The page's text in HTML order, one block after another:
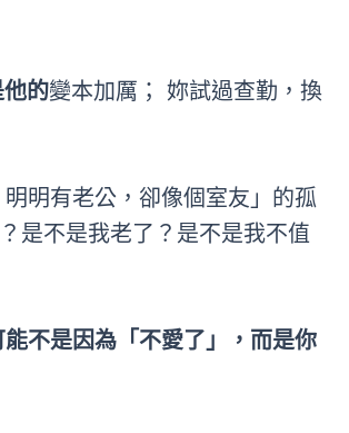
他的變本加厲； 妳試過查勤，換
明有老公，卻像個室友」的孤
是不是我老了？是不是我不值
不是因為「不愛了」，而是你